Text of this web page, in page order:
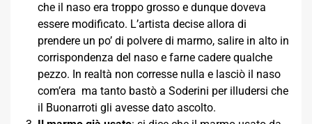
che il naso era troppo grosso e dunque doveva
essere modificato. L’artista decise allora di
prendere un po’ di polvere di marmo, salire in alto in
corrispondenza del naso e farne cadere qualche
pezzo. In realtà non corresse nulla e lasciò il naso
com’era ma tanto bastò a Soderini per illudersi che
il Buonarroti gli avesse dato ascolto.